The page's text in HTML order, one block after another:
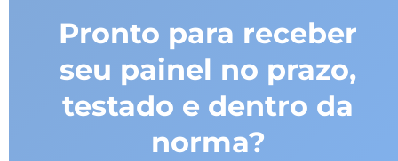
Pronto para receber
seu painel no prazo,
testado e dentro da
norma?